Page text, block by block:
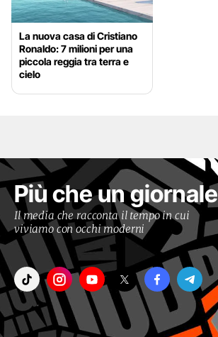
La nuova casa di Cristiano
Ronaldo: 7 milioni per una
piccola reggia tra terra e
cielo
Più che un giornale
Il media che racconta il tempo in cui
viviamo con occhi moderni